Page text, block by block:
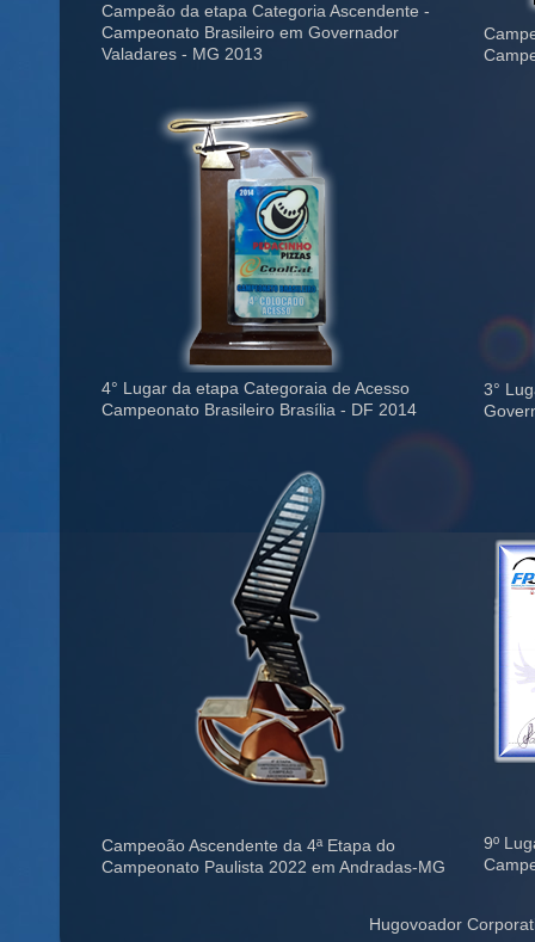
Campeão da etapa Categoria Ascendente -
Campeonato Brasileiro em Governador
Valadares - MG 2013
4° Lugar da etapa Categoraia de Acesso
Campeonato Brasileiro Brasília - DF 2014
Campeoão Ascendente da 4ª Etapa do
Campeonato Paulista 2022 em Andradas-MG
3°
9º
Hugovoador